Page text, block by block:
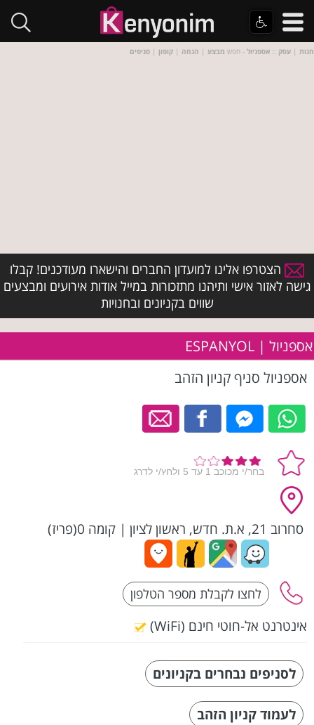
חנות | עסק :: אספניול - חפש מבצע | הנחה | קופון | סניפים
הצטרפו אלינו למועדון החברים והישארו מעודכנים! קבלו
גישה לאזור אישי ותיהנו מתזכורות במייל אודות אירועים ומבצעים
שווים בקניונים ובחנויות
אספניול | ESPANYOL
אספניול סניף קניון הזהב
סחרוב 21, א.ת. חדש, ראשון לציון | קומה 0(פריז)
אינטרנט אל-חוטי חינם (WiFi)
לסניפים נבחרים בקניונים
לעמוד קניון הזהב